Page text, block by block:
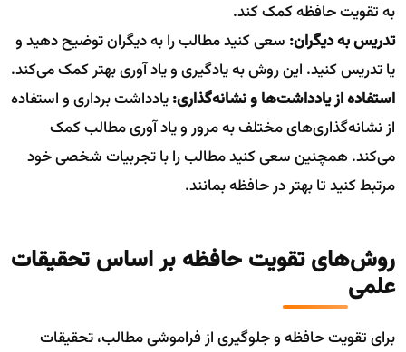
به تقویت حافظه کمک کند.
تدریس به دیگران: سعی کنید مطالب را به دیگران توضیح دهید و
یا تدریس کنید. این روش به یادگیری و یاد آوری بهتر کمک می‌کند.
استفاده از یادداشت‌ها و نشانه‌گذاری:یادداشت برداری و استفاده
از نشانه‌گذاری‌های مختلف به مرور و یاد آوری مطالب کمک
می‌کند. همچنین سعی کنید مطالب را با تجربیات شخصی خود
مرتبط کنید تا بهتر در حافظه بمانند.
روش‌های تقویت حافظه بر اساس تحقیقات
علمی
برای تقویت حافظه و جلوگیری از فراموشی مطالب، تحقیقات